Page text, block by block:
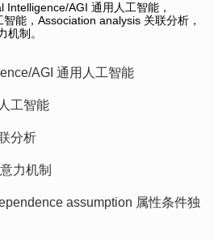
Intelligence/AGI 通用人工智能，
能，Association analysis 关联分析，
制。
AGI 通用人工智能
工智能
分析
力机制
assumption 属性条件独